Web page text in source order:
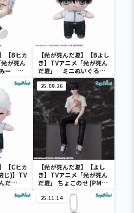
【Bヒカ
が死ん
ー ミ
しき＆ヒ
【光が死んだ夏】【Bよし
き】TVアニメ「光が死ん
だ夏」 ミニぬいぐるみ
（EX）
【Cヒカ
じ)】TV
だ
25.09.26
【光が死んだ夏】【よし
き】TVアニメ「光が死ん
だ夏」 ちょこのせ [PM]
25.11.14